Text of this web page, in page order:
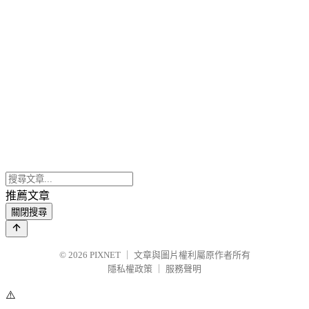
推薦文章
關閉搜尋
© 2026 PIXNET
文章與圖片權利屬原作者所有
隱私權政策
服務聲明
⚠️